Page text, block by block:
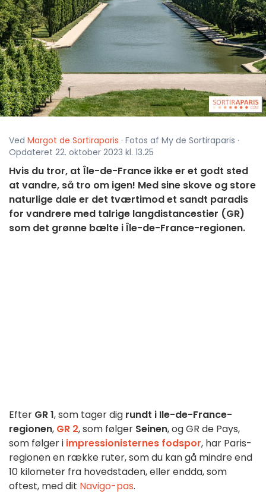
Ved Margot de Sortiraparis · Fotos af My de Sortiraparis ·
Opdateret 22. oktober 2023 kl. 13.25
Hvis du tror, at Île-de-France ikke er et godt sted
at vandre, så tro om igen! Med sine skove og store
naturlige dale er det tværtimod et sandt paradis
for vandrere med talrige langdistancestier (GR)
som det grønne bælte i Île-de-France-regionen.
Efter GR 1, som tager dig rundt i Ile-de-France-
regionen, GR 2, som følger Seinen, og GR de Pays,
som følger i impressionisternes fodspor, har Paris-
regionen en række ruter, som du kan gå mindre end
10 kilometer fra hovedstaden, eller endda, som
oftest, med dit Navigo-pas.